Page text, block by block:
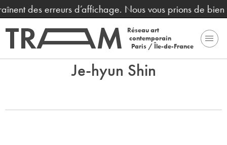
des erreurs d’affichage. Nous vous prions de
Réseau art
contemporain
Paris / Île-de-France
Je-hyun Shin